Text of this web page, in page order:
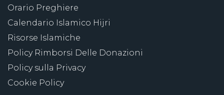
Orario Preghiere
Calendario Islamico Hijri
Risorse Islamiche
Policy Rimborsi Delle Donazioni
Policy sulla Privacy
Cookie Policy